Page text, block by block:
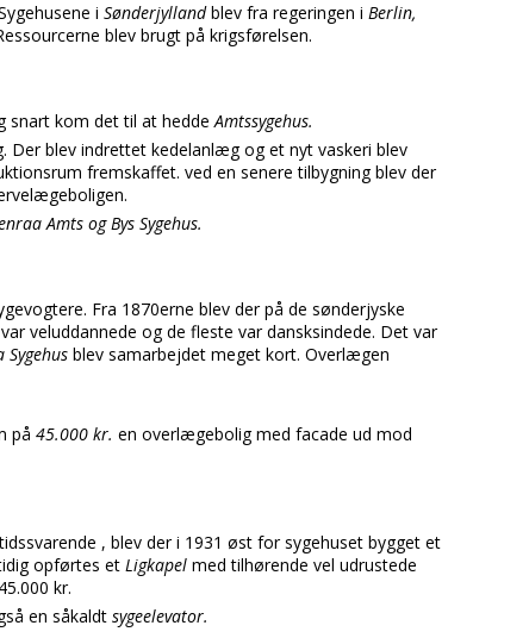
i Sønderjyllandblev fra regeringen i Berlin,
blev brugt på krigsførelsen.
snart kom det til at heddeAmtssygehus.
Der blev indrettet kedelanlæg og et nyt vaskeri blev
fremskaffet. ved en senere tilbygning blev der
Amts og Bys Sygehus.
Fra 1870erne blev der på de sønderjyske
veluddannede og de fleste var dansksindede. Det var
Sygehus blev samarbejdet meget kort. Overlægen
på 45.000 kr. en overlægebolig med facade ud mod
, blev der i 1931 øst for sygehuset bygget et
opførtes et Ligkapel med tilhørende vel udrustede
kr.
en såkaldt sygeelevator.